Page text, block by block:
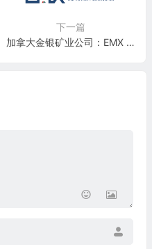
下一篇
加拿大金银矿业公司：EMX Royalty Corporation(EMX)